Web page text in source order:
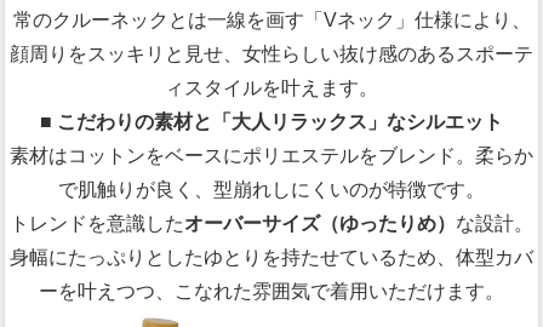
常のクルーネックとは一線を画す「Vネック」仕様により、
顔周りをスッキリと見せ、女性らしい抜け感のあるスポーテ
ィスタイルを叶えます。
■ こだわりの素材と「大人リラックス」なシルエット
素材はコットンをベースにポリエステルをブレンド。柔らか
で肌触りが良く、型崩れしにくいのが特徴です。
トレンドを意識したオーバーサイズ（ゆったりめ） な設計。
身幅にたっぷりとしたゆとりを持たせているため、体型カバ
ーを叶えつつ、こなれた雰囲気で着用いただけます。